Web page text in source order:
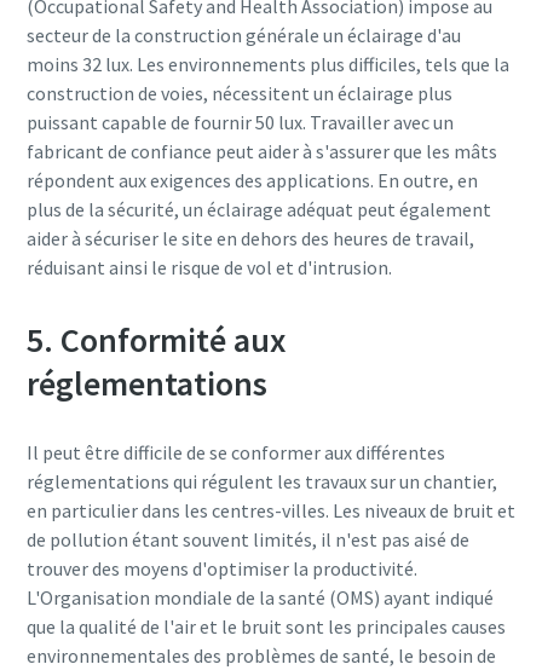
(Occupational Safety and Health Association) impose au
secteur de la construction générale un éclairage d'au
moins 32 lux. Les environnements plus difficiles, tels que la
construction de voies, nécessitent un éclairage plus
puissant capable de fournir 50 lux. Travailler avec un
fabricant de confiance peut aider à s'assurer que les mâts
répondent aux exigences des applications. En outre, en
plus de la sécurité, un éclairage adéquat peut également
aider à sécuriser le site en dehors des heures de travail,
réduisant ainsi le risque de vol et d'intrusion.
5. Conformité aux
réglementations
Il peut être difficile de se conformer aux différentes
réglementations qui régulent les travaux sur un chantier,
en particulier dans les centres-villes. Les niveaux de bruit et
de pollution étant souvent limités, il n'est pas aisé de
trouver des moyens d'optimiser la productivité.
L'Organisation mondiale de la santé (OMS) ayant indiqué
que la qualité de l'air et le bruit sont les principales causes
environnementales des problèmes de santé, le besoin de